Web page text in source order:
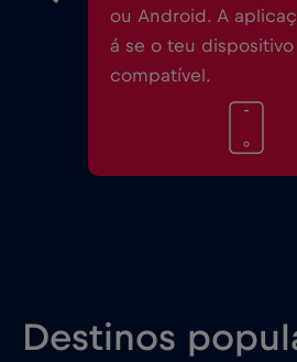
ou Android. A
á se o teu dispositivo
compatível.
Destinos